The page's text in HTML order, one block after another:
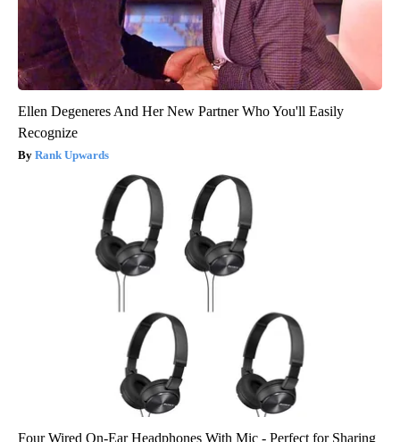
Ellen Degeneres And Her New Partner Who You'll Easily
Recognize
Rank Upwards
Four Wired On-Ear Headphones With Mic - Perfect for Sharing